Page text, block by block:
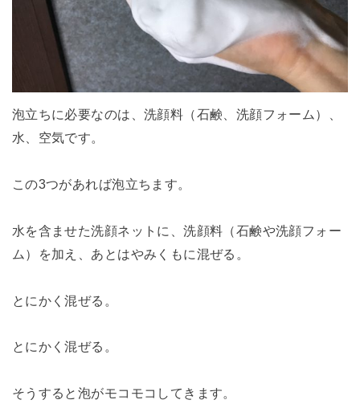
泡立ちに必要なのは、洗顔料（石鹸、洗顔フォーム）、
水、空気です。
この3つがあれば泡立ちます。
水を含ませた洗顔ネットに、洗顔料（石鹸や洗顔フォー
ム）を加え、あとはやみくもに混ぜる。
とにかく混ぜる。
とにかく混ぜる。
そうすると泡がモコモコしてきます。